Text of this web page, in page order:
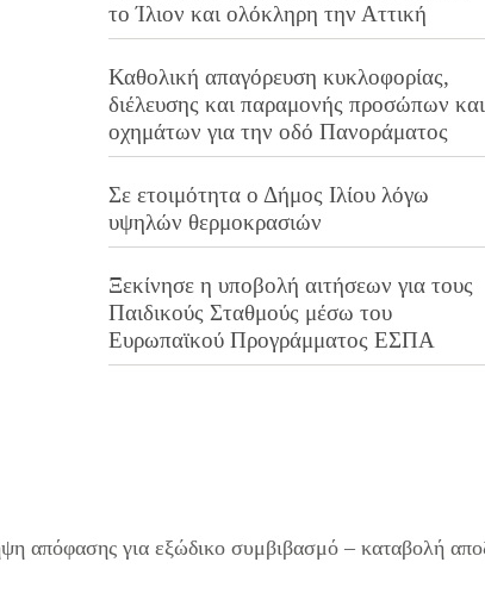
το Ίλιον και ολόκληρη την Αττική
Καθολική απαγόρευση κυκλοφορίας,
διέλευσης και παραμονής προσώπων και
οχημάτων για την οδό Πανοράματος
Σε ετοιμότητα ο Δήμος Ιλίου λόγω
υψηλών θερμοκρασιών
Ξεκίνησε η υποβολή αιτήσεων για τους
Παιδικούς Σταθμούς μέσω του
Ευρωπαϊκού Προγράμματος ΕΣΠΑ